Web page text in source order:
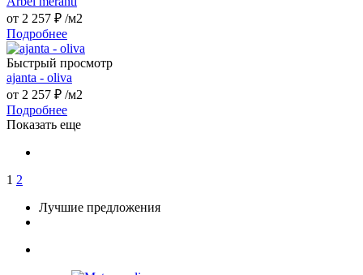
от 2 257 ₽ /м2
Подробнее
Быстрый просмотр
ajanta - oliva
от 2 257 ₽ /м2
Подробнее
Показать еще
1 2
Лучшие предложения